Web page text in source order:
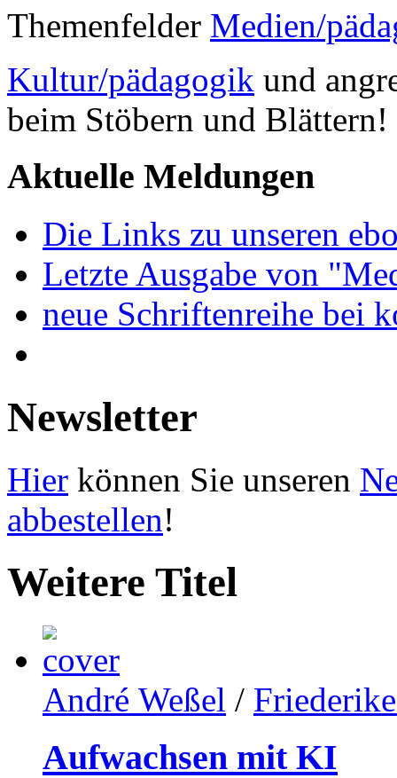
Themenfelder Medien/
Kultur/pädagogik und
beim Stöbern und Blättern!
Aktuelle Meldungen
Die Links zu unseren
Letzte Ausgabe von
neue Schriftenreihe bei
Newsletter
Hier können Sie unseren
abbestellen!
Weitere Titel
André Weßel /
Aufwachsen mit KI